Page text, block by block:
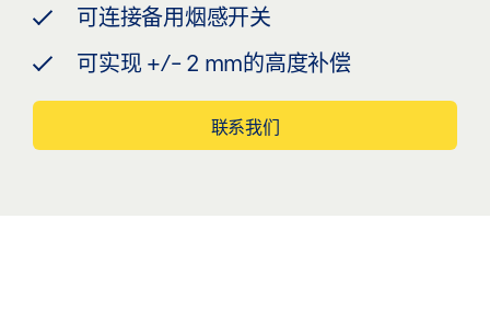
可连接备用烟感开关
可实现 +/- 2 mm的高度补偿
联系我们